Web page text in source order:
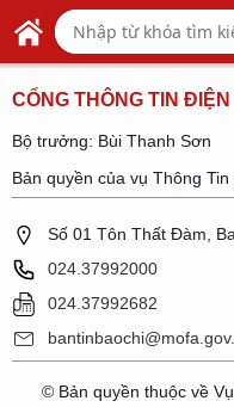
Skip to Main Content
BỘ NGOẠI GIAO
MINISTRY OF
CỔNG THÔNG TIN
Bộ trưởng: Bùi Thanh Sơn
Bản quyền của vụ Thông
Số 01 Tôn Thất Đàm,
024.37992000
024.37992682
© Bản quyền thuộc về